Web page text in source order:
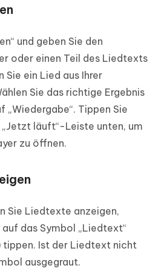
und geben Sie den
oder einen Teil des Liedtexts
Sie ein Lied aus Ihrer
Sie das richtige Ergebnis
„Wiedergabe“. Tippen Sie
läuft“-Leiste unten, um
zu öffnen.
Sie Liedtexte anzeigen,
das Symbol „Liedtext“
tippen. Ist der Liedtext nicht
ausgegraut.